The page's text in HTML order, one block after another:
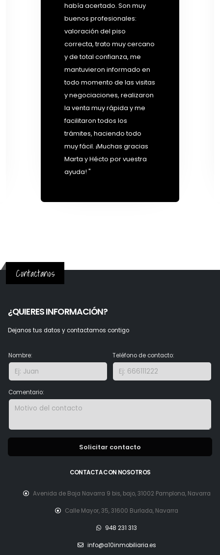
había acertado. Son muy
buenos profesionales:
valoración del piso
correcta, trato muy cercano
y de total confianza, me
mantuvieron informado en
todo momento de las visitas
y negociaciones, realizaron
la venta muy rápida y me
facilitaron todos los
trámites, haciendo todo
muy fácil. ¡Muchas gracias
Marta y Hécto por vuestra
ayuda! "
Contactanos
¿QUIERES INFORMACIÓN?
Dejanos tus datos y contactamos contigo
Nombre: Teléfono de contacto:
Comentario:
Solicitar contacto
CONTACTA CON NOSOTROS
Avenida de Baja Navarra 9 bis, bajo, 31002 Pamplona, Navarra
Calle Mayor, 35, 31600 Burlada, Navarra
948 231 313
info@a10inmobiliaria.es